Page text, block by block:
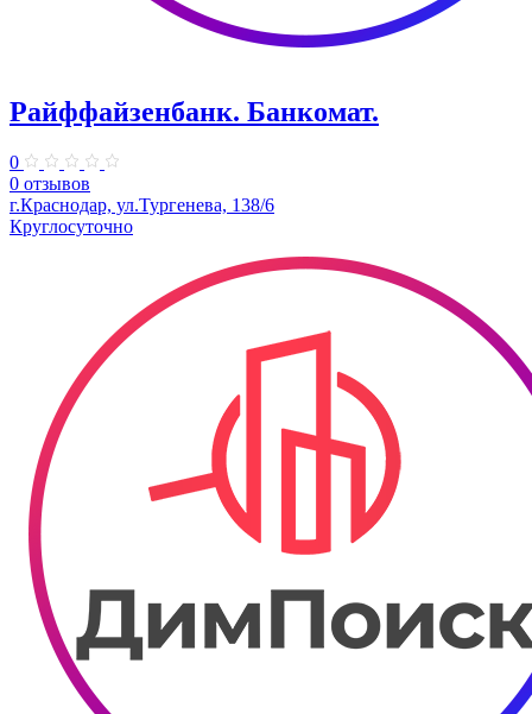
Райффайзенбанк. Банкомат.
0
0 отзывов
г.Краснодар, ул.Тургенева, 138/6
Круглосуточно